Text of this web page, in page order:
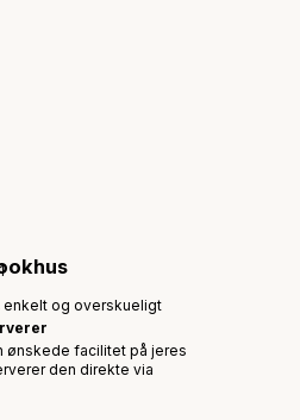
enkelt og overskueligt
ønskede facilitet på jeres
den direkte via